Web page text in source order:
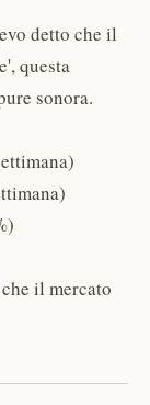
detto che il
questa
sonora.
il mercato